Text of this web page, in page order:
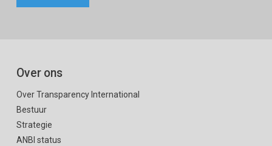
Over ons
Over Transparency International
Bestuur
Strategie
ANBI status